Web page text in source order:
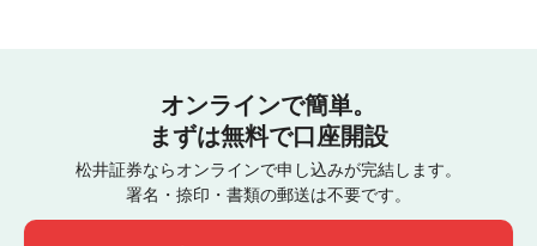
オンラインで簡単。
まずは無料で口座開設
松井証券ならオンラインで申し込みが完結します。
署名・捺印・書類の郵送は不要です。